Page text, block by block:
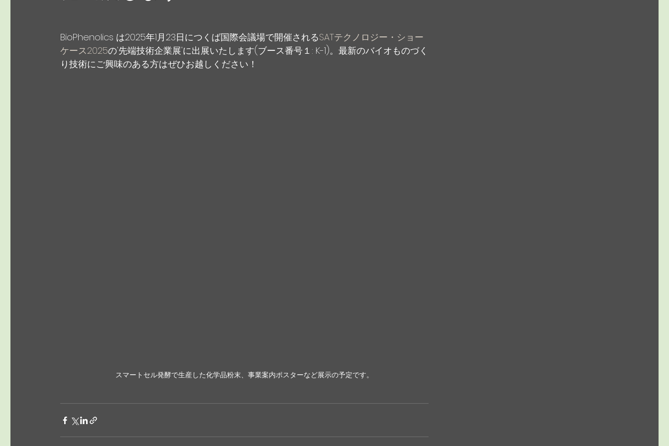
BioPhenolics は2025年1月23日につくば国際会議場で開催されるSATテクノロジー・ショー
ケース2025の'先端技術企業展'に出展いたします(ブース番号１: K-1)。最新のバイオものづく
り技術にご興味のある方はぜひお越しください！
スマートセル発酵で生産した化学品粉末、事業案内ポスターなど展示の予定です。